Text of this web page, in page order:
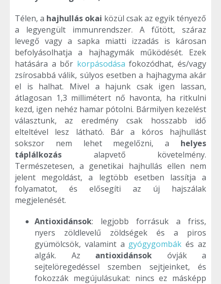
Télen, a hajhullás okai közül csak az egyik tényező
a legyengült immunrendszer. A fűtött, száraz
levegő vagy a sapka miatti izzadás is károsan
befolyásolhatja a hajhagymák működését. Ezek
hatására a bőr korpásodása fokozódhat, és/vagy
zsírosabbá válik, súlyos esetben a hajhagyma akár
el is halhat. Mivel a hajunk csak igen lassan,
átlagosan 1,3 millimétert nő havonta, ha ritkulni
kezd, igen nehéz hamar pótolni. Bármilyen kezelést
választunk, az eredmény csak hosszabb idő
elteltével lesz látható. Bár a kóros hajhullást
sokszor nem lehet megelőzni, a helyes
táplálkozás alapvető követelmény.
Természetesen, a genetikai hajhullás ellen nem
jelent megoldást, a legtöbb esetben lassítja a
folyamatot, és elősegíti az új hajszálak
megjelenését.
Antioxidánsok: legjobb forrásuk a friss,
nyers zöldlevelű zöldségek és a piros
gyümölcsök, valamint a gyógygombák és az
algák. Az antioxidánsok óvják a
sejtelöregedéssel szemben sejtjeinket, és
fokozzák megújulásukat: nincs ez másképp